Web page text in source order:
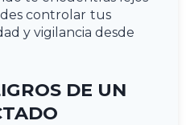
controlar tus
y vigilancia desde
DE UN